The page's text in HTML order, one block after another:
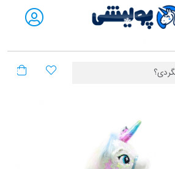
فروشگاه آنلاین پولیشی